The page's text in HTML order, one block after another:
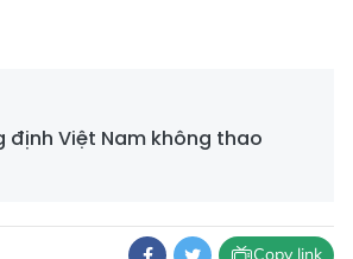
định Việt Nam không thao
Copy link